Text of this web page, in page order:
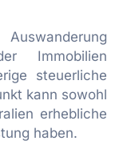
Immobilien
steuerliche
kann sowohl
erhebliche
haben.